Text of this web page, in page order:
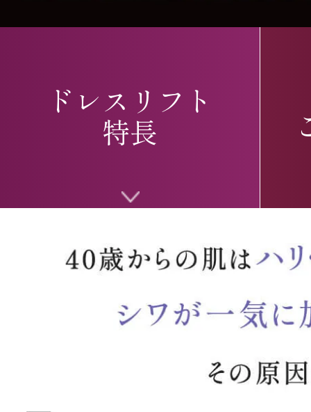
ドレスリフト
特長